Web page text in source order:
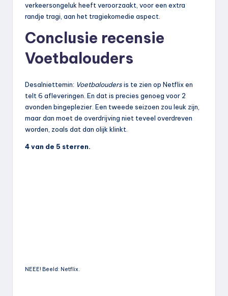
verkeersongeluk heeft veroorzaakt, voor een extra
randje tragi, aan het tragiekomedie aspect.
Conclusie recensie
Voetbalouders
Desalniettemin: Voetbaloudersis te zien op Netflix en
telt 6 afleveringen. En dat is precies genoeg voor 2
avonden bingeplezier. Een tweede seizoen zou leuk zijn,
maar dan moet de overdrijving niet teveel overdreven
worden, zoals dat dan olijk klinkt.
4 van de 5 sterren.
NEEE! Beeld: Netflix.